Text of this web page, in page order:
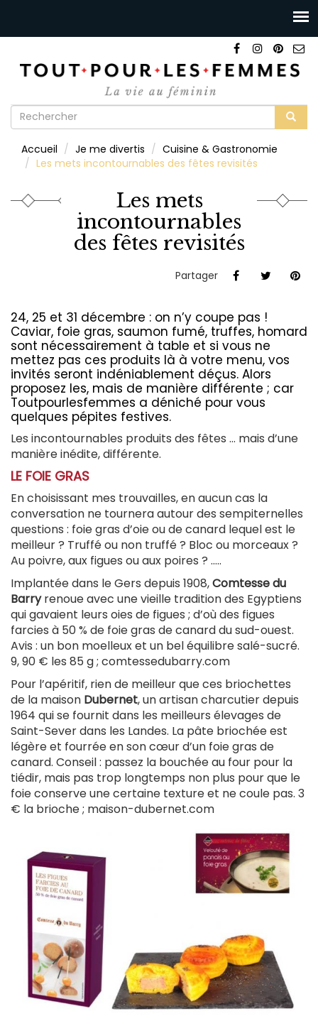
Formulaire
recherche
Accueil Je me divertis
Cuisine & Gastronomie
Les mets incontournables des fêtes revisités
Les mets
incontournables
des fêtes revisités
Partager
24, 25 et 31 décembre : on n’y coupe pas !
Caviar, foie gras, saumon fumé, truffes, homard
sont nécessairement à table et si vous ne
mettez pas ces produits là à votre menu, vos
invités seront indéniablement déçus. Alors
proposez les, mais de manière différente ; car
Toutpourlesfemmes a déniché pour vous
quelques pépites festives.
Les incontournables produits des fêtes … mais d’une
manière inédite, différente.
LE FOIE GRAS
En choisissant mes trouvailles, en aucun cas la
conversation ne tournera autour des sempiternelles
questions : foie gras d’oie ou de canard lequel est le
meilleur ? Truffé ou non truffé ? Bloc ou morceaux ?
Au poivre, aux figues ou aux poires ? …..
Implantée dans le Gers depuis 1908,Comtesse du
Barryrenoue avec une vieille tradition des Egyptiens
qui gavaient leurs oies de figues ; d’où des figues
farcies à 50 % de foie gras de canard du sud-ouest.
Avis : un bon moelleux et un bel équilibre salé-sucré.
9, 90 € les 85 g ; comtessedubarry.com
Pour l’apéritif, rien de meilleur que ces briochettes
de la maison Dubernet, un artisan charcutier depuis
1964 qui se fournit dans les meilleurs élevages de
Saint-Sever dans les Landes. La pâte briochée est
légère et fourrée en son cœur d’un foie gras de
canard. Conseil : passez la bouchée au four pour la
tiédir, mais pas trop longtemps non plus pour que le
foie conserve une certaine texture et ne coule pas. 3
€ la brioche ; maison-dubernet.com